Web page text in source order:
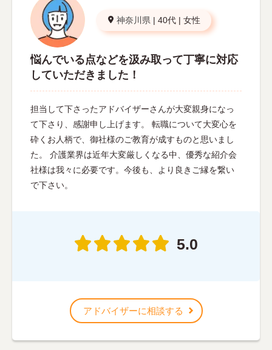
神奈川県 | 40代 | 女性
悩んでいる点などを汲み取って丁寧に対応
していただきました！
担当して下さったアドバイザーさんが大変親身になっ
て下さり、感謝申し上げます。 転職について大変心を
砕くお人柄で、御社様のご教育が成すものと思いまし
た。 介護業界は近年大変厳しくなる中、優秀な紹介会
社様は我々に必要です。今後も、より良きご縁を繋い
で下さい。
5.0
アドバイザーに相談する